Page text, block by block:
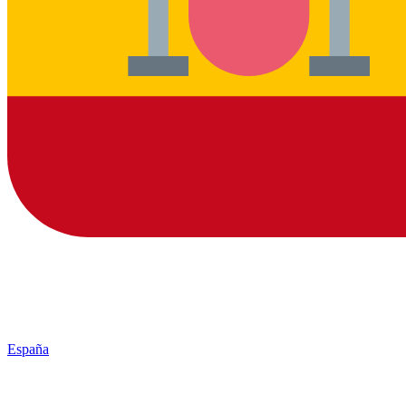
España